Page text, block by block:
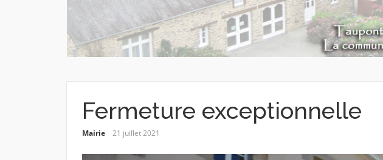
Fermeture exceptionnelle
Mairie 21 juillet 2021